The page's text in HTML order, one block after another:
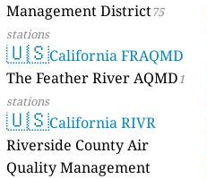
Management District75
stations
🇺🇸California FRAQMD
The Feather River AQMD1
stations
🇺🇸California RIVR
Riverside County Air
Quality Management